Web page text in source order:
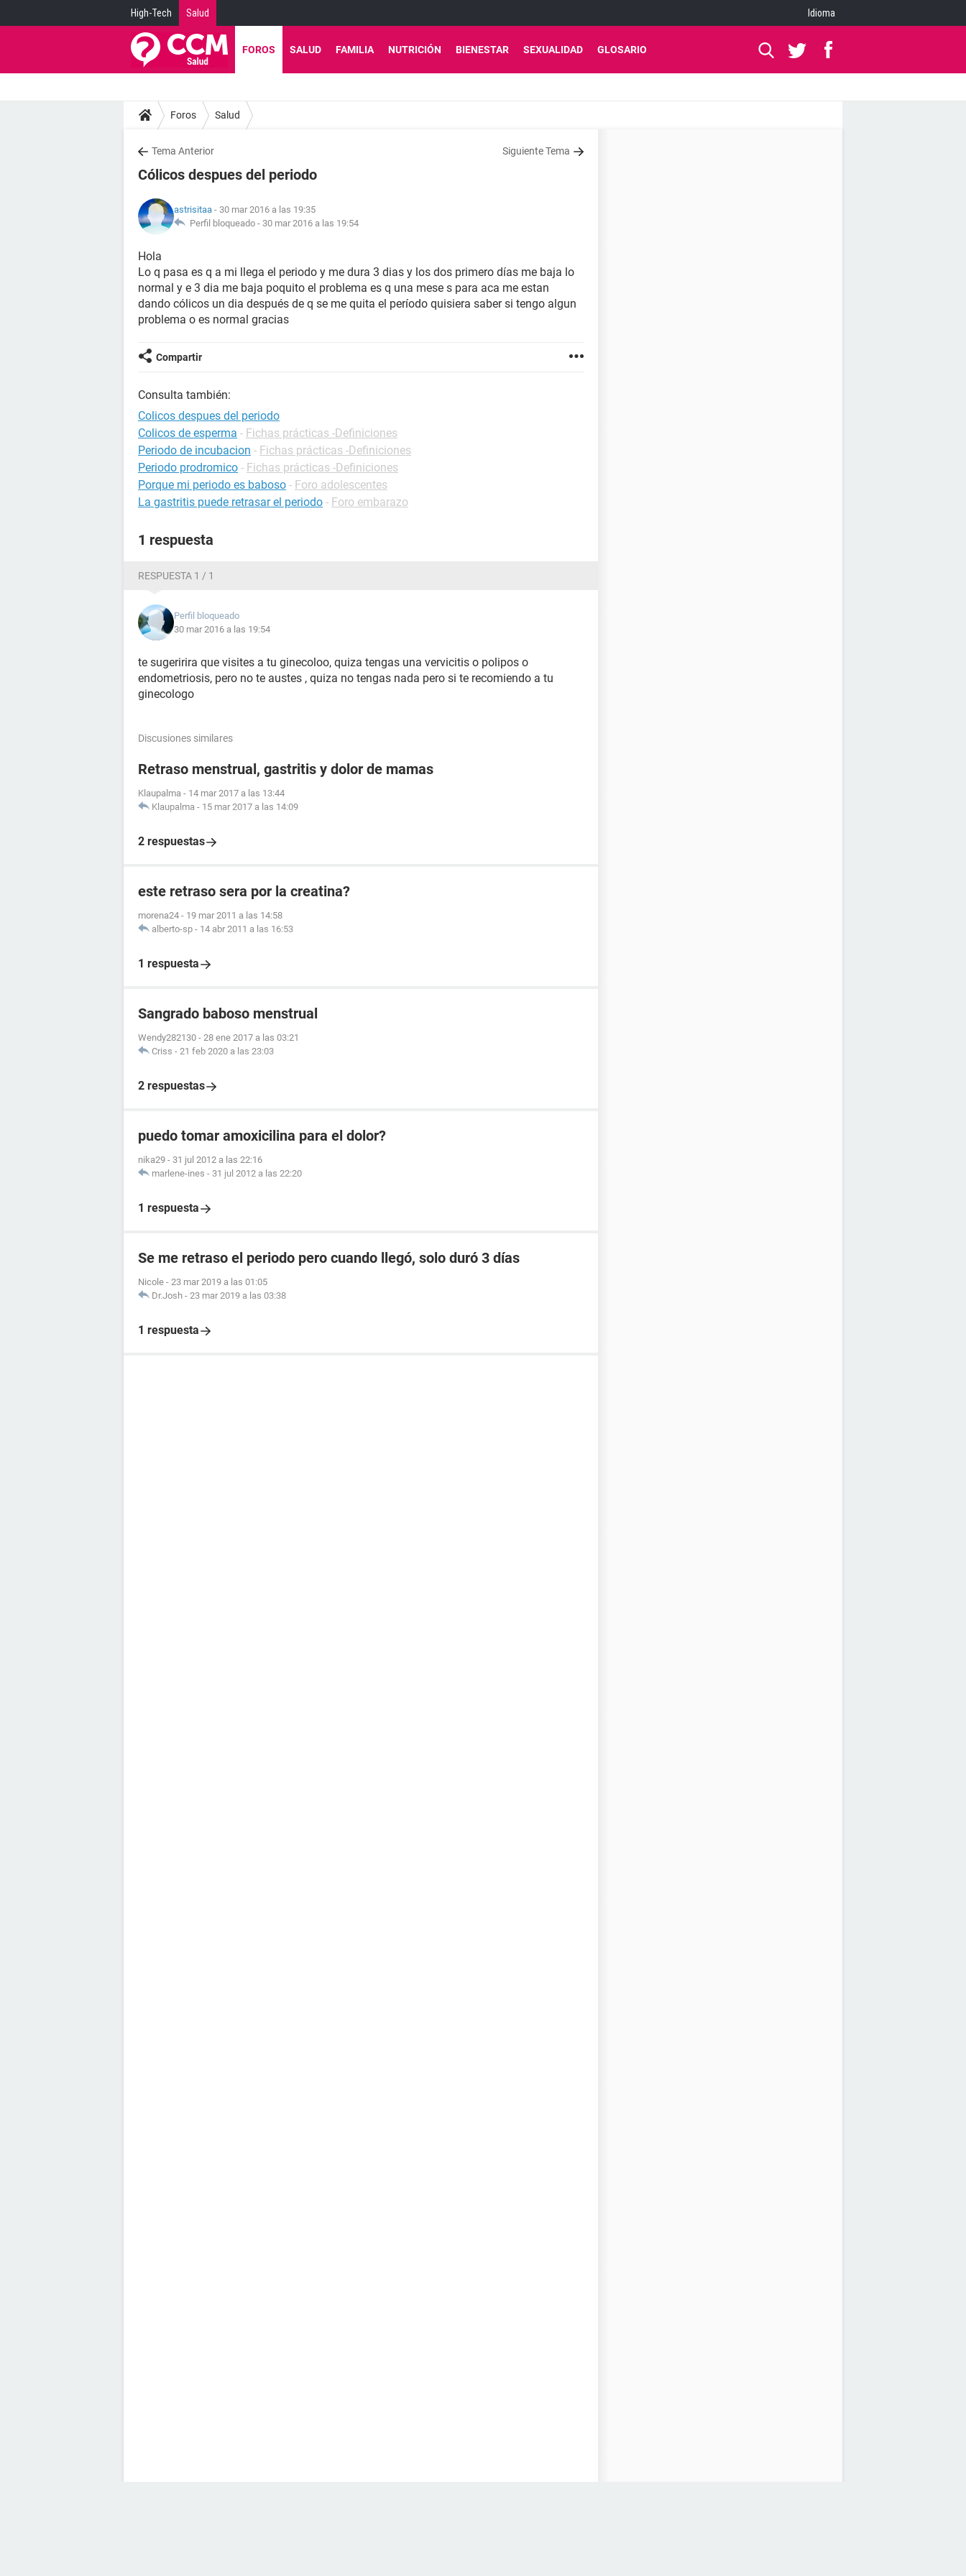
High-Tech Salud Idioma
FOROS SALUD FAMILIA NUTRICIÓN BIENESTAR SEXUALIDAD GLOSARIO
Foros Salud
Tema Anterior Siguiente Tema
Cólicos despues del periodo
astrisitaa - 30 mar 2016 a las 19:35
Perfil bloqueado - 30 mar 2016 a las 19:54
Hola
Lo q pasa es q a mi llega el periodo y me dura 3 dias y los dos primero días me baja lo
normal y e 3 dia me baja poquito el problema es q una mese s para aca me estan
dando cólicos un dia después de q se me quita el período quisiera saber si tengo algun
problema o es normal gracias
Compartir
Consulta también:
Colicos despues del periodo
Colicos de esperma - Fichas prácticas -Definiciones
Periodo de incubacion - Fichas prácticas -Definiciones
Periodo prodromico - Fichas prácticas -Definiciones
Porque mi periodo es baboso - Foro adolescentes
La gastritis puede retrasar el periodo - Foro embarazo
1 respuesta
RESPUESTA 1 / 1
Perfil bloqueado
30 mar 2016 a las 19:54
te sugeririra que visites a tu ginecoloo, quiza tengas una vervicitis o polipos o
endometriosis, pero no te austes , quiza no tengas nada pero si te recomiendo a tu
ginecologo
Discusiones similares
Retraso menstrual, gastritis y dolor de mamas
Klaupalma - 14 mar 2017 a las 13:44
Klaupalma - 15 mar 2017 a las 14:09
2 respuestas
este retraso sera por la creatina?
morena24 - 19 mar 2011 a las 14:58
alberto-sp - 14 abr 2011 a las 16:53
1 respuesta
Sangrado baboso menstrual
Wendy282130 - 28 ene 2017 a las 03:21
Criss - 21 feb 2020 a las 23:03
2 respuestas
puedo tomar amoxicilina para el dolor?
nika29 - 31 jul 2012 a las 22:16
marlene-ines - 31 jul 2012 a las 22:20
1 respuesta
Se me retraso el periodo pero cuando llegó, solo duró 3 días
Nicole - 23 mar 2019 a las 01:05
Dr.Josh - 23 mar 2019 a las 03:38
1 respuesta